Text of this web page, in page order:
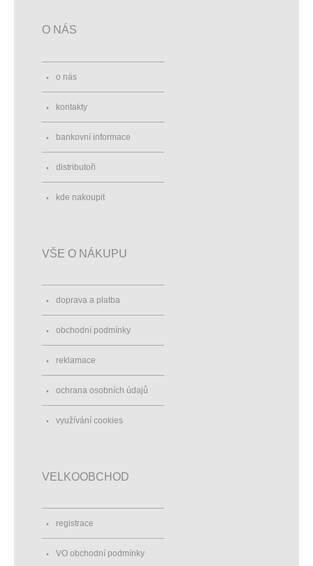
O NÁS
o nás
kontakty
bankovní informace
distributoři
kde nakoupit
VŠE O NÁKUPU
doprava a platba
obchodní podmínky
reklamace
ochrana osobních údajů
využívání cookies
VELKOOBCHOD
registrace
VO obchodní podmínky